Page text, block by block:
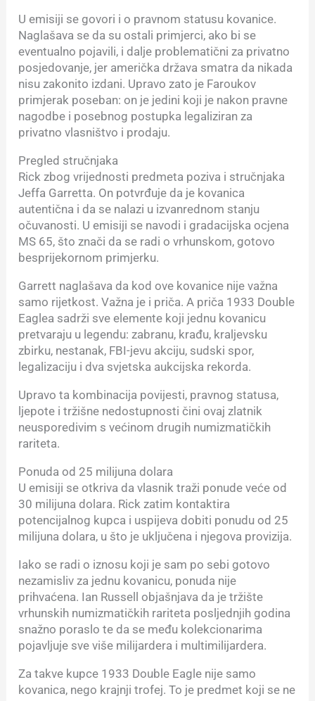
U emisiji se govori i o pravnom statusu kovanice.
Naglašava se da su ostali primjerci, ako bi se
eventualno pojavili, i dalje problematični za privatno
posjedovanje, jer američka država smatra da nikada
nisu zakonito izdani. Upravo zato je Faroukov
primjerak poseban: on je jedini koji je nakon pravne
nagodbe i posebnog postupka legaliziran za
privatno vlasništvo i prodaju.
Pregled stručnjaka
Rick zbog vrijednosti predmeta poziva i stručnjaka
Jeffa Garretta. On potvrđuje da je kovanica
autentična i da se nalazi u izvanrednom stanju
očuvanosti. U emisiji se navodi i gradacijska ocjena
MS 65, što znači da se radi o vrhunskom, gotovo
besprijekornom primjerku.
Garrett naglašava da kod ove kovanice nije važna
samo rijetkost. Važna je i priča. A priča 1933 Double
Eaglea sadrži sve elemente koji jednu kovanicu
pretvaraju u legendu: zabranu, krađu, kraljevsku
zbirku, nestanak, FBI-jevu akciju, sudski spor,
legalizaciju i dva svjetska aukcijska rekorda.
Upravo ta kombinacija povijesti, pravnog statusa,
ljepote i tržišne nedostupnosti čini ovaj zlatnik
neusporedivim s većinom drugih numizmatičkih
rariteta.
Ponuda od 25 milijuna dolara
U emisiji se otkriva da vlasnik traži ponude veće od
30 milijuna dolara. Rick zatim kontaktira
potencijalnog kupca i uspijeva dobiti ponudu od 25
milijuna dolara, u što je uključena i njegova provizija.
Iako se radi o iznosu koji je sam po sebi gotovo
nezamisliv za jednu kovanicu, ponuda nije
prihvaćena. Ian Russell objašnjava da je tržište
vrhunskih numizmatičkih rariteta posljednjih godina
snažno poraslo te da se među kolekcionarima
pojavljuje sve više milijardera i multimilijardera.
Za takve kupce 1933 Double Eagle nije samo
kovanica, nego krajnji trofej. To je predmet koji se ne